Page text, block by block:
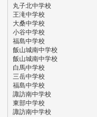
丸子北中学校
王滝中学校
大桑中学校
小谷中学校
福島中学校
飯山城南中学校
飯山城南中学校
白馬中学校
三岳中学校
福島中学校
諏訪南中学校
東部中学校
諏訪南中学校